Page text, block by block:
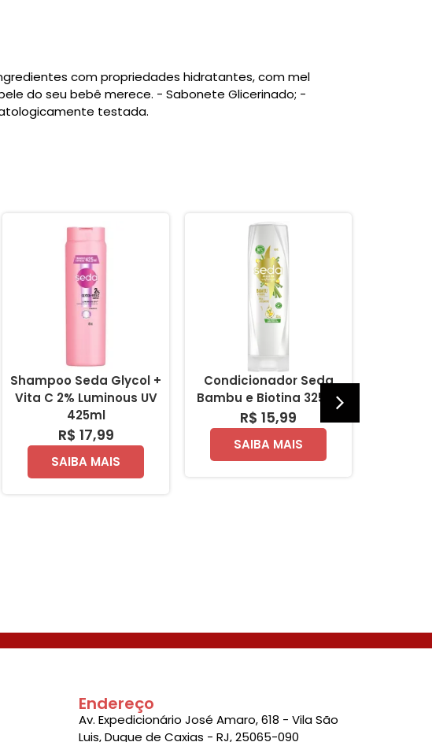
com propriedades hidratantes, com mel
do seu bebê merece. - Sabonete Glicerinado; -
testada.
Shampoo Seda Glycol +
Vita C 2% Luminous UV
425ml
R$ 17,99
SAIBA MAIS
Condicionador Seda
Bambu e Biotina 325ml
R$ 15,99
SAIBA MAIS
Endereço
Av. Expedicionário José Amaro, 618 - Vila São
Luis, Duque de Caxias - RJ, 25065-090